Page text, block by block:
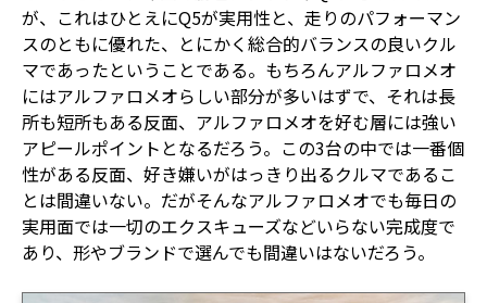
が、これはひとえにQ5が実用性と、走りのパフォーマン
スのともに優れた、とにかく総合的バランスの良いクル
マであったということである。もちろんアルファロメオ
にはアルファロメオらしい部分が多いはずで、それは長
所も短所もある反面、アルファロメオを好む層には強い
アピールポイントとなるだろう。この3台の中では一番個
性がある反面、好き嫌いがはっきり出るクルマであるこ
とは間違いない。だがそんなアルファロメオでも毎日の
実用面では一切のエクスキューズなどいらない完成度で
あり、形やブランドで選んでも間違いはないだろう。